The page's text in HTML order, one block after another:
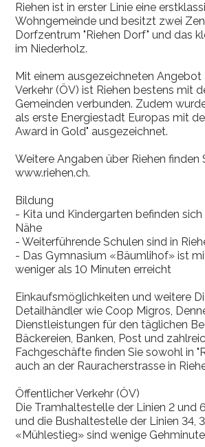
Riehen ist in erster Linie eine
Wohngemeinde und besitzt zwei
Dorfzentrum "Riehen Dorf" und das
im Niederholz.
Mit einem ausgezeichneten
Verkehr (ÖV) ist Riehen bestens mit
Gemeinden verbunden. Zudem
als erste Energiestadt Europas mit
Award in Gold" ausgezeichnet.
Weitere Angaben über Riehen finden
www.riehen.ch.
Bildung
- Kita und Kindergarten befinden
Nähe
- Weiterführende Schulen sind in
- Das Gymnasium «Bäumlihof» ist
weniger als 10 Minuten erreicht
Einkaufsmöglichkeiten und weitere
Detailhändler wie Coop Migros,
Dienstleistungen für den täglichen
Bäckereien, Banken, Post und
Fachgeschäfte finden Sie sowohl in
auch an der Rauracherstrasse in
Öffentlicher Verkehr (ÖV)
Die Tramhaltestelle der Linien 2 und
und die Bushaltestelle der Linien 34,
«Mühlestieg» sind wenige